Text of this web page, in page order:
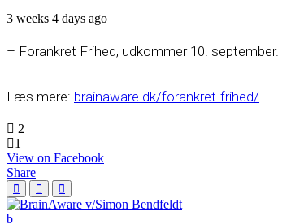
3 weeks 4 days ago
– Forankret Frihed, udkommer 10. september.
Læs mere: brainaware.dk/forankret-frihed/
2
1
View on Facebook
Share